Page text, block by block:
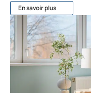
En savoir plus